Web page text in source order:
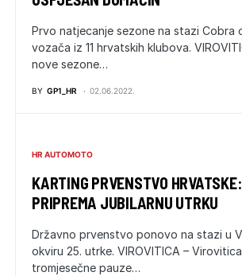
Prvo natjecanje sezone na stazi Cobra
vozača iz 11 hrvatskih klubova.
nove sezone…
BY GP1_HR 02.06.2022.
HR AUTOMOTO
KARTING PRVENSTVO
PRIPREMA JUBILARNU UTRKU
Državno prvenstvo ponovo na stazi u
okviru 25. utrke. VIROVITICA –
tromjesečne pauze…